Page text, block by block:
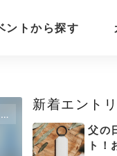
ントから探す
新着エント
父の
ト！